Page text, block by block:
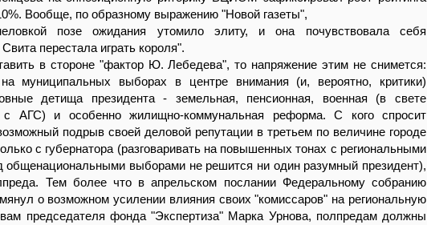
Вообще, по образному выражению "Новой газеты",
позе ожидания утомило элиту, и она почувствовала себя
перестала играть короля".
в стороне "фактор Ю. Лебедева", то напряжение этим не снимется:
муниципальных выборах в центре внимания (и, вероятно, критики)
детища президента - земельная, пенсионная, военная (в свете
с АГС) и особенно жилищно-коммунальная реформа. С кого спросит
подрыв своей деловой репутации в третьем по величине городе
с губернатора (разговаривать на повышенных тонах с региональными
общенациональными выборами не решится ни один разумный президент),
Тем более что в апрельском послании Федеральному собранию
о возможном усилении влияния своих "комиссаров" на региональную
председателя фонда "Экспертиза" Марка Урнова, полпредам должны